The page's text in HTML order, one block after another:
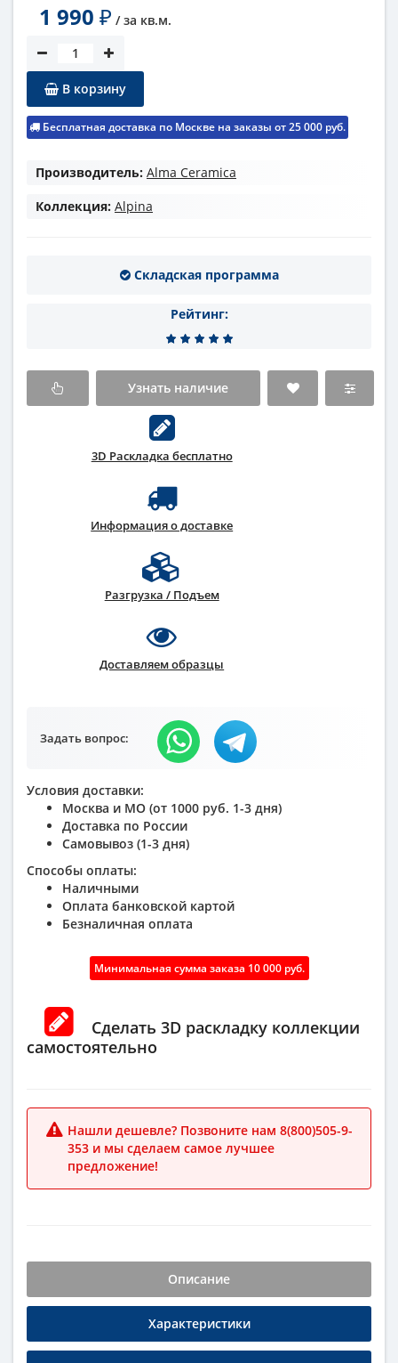
1 990 ₽ / за кв.м.
В корзину
Бесплатная доставка по Москве на заказы от 25 000 руб.
Производитель: Alma Ceramica
Коллекция: Alpina
Складская программа
Рейтинг:
Узнать наличие
3D Раскладка бесплатно
Информация о доставке
Разгрузка / Подъем
Доставляем образцы
Задать вопрос:
Условия доставки:
Москва и МО (от 1000 руб. 1-3 дня)
Доставка по России
Самовывоз (1-3 дня)
Способы оплаты:
Наличными
Оплата банковской картой
Безналичная оплата
Минимальная сумма заказа 10 000 руб.
Сделать 3D раскладку коллекции
самостоятельно
Нашли дешевле? Позвоните нам 8(800)505-9-
353 и мы сделаем самое лучшее
предложение!
Описание
Характеристики